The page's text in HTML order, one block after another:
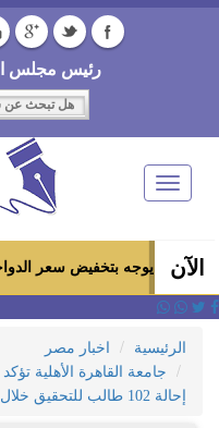
رئيس مجلس
Toggle
navigation
الآن
سعر الدواجن المجمدة إلى 100 جنيه للكيلو بالمجمعات الاستهلاكية
الرئيسية
اخبار مصر
جامعة القاهرة الأهلية
إحالة 102 طالب للتحقيق خلال العام الجامعي 2025 - 2026م